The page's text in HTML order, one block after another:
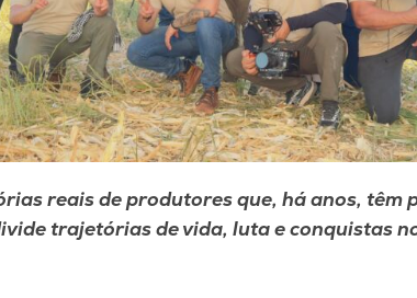
reais de produtores que, há anos, têm
trajetórias de vida, luta e conquistas